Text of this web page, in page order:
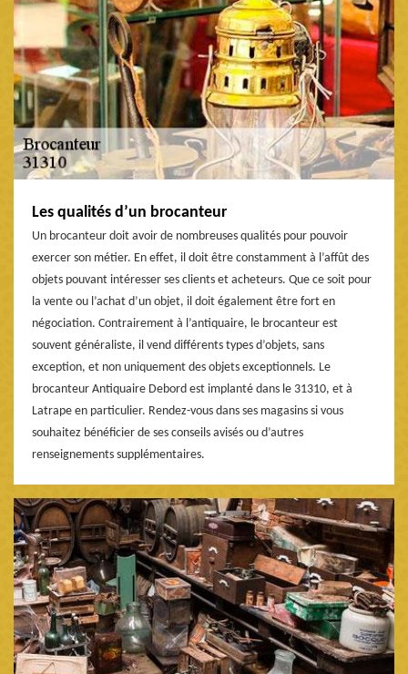
Les qualités d’un brocanteur
Un brocanteur doit avoir de nombreuses qualités pour pouvoir
exercer son métier. En effet, il doit être constamment à l’affût des
objets pouvant intéresser ses clients et acheteurs. Que ce soit pour
la vente ou l’achat d’un objet, il doit également être fort en
négociation. Contrairement à l’antiquaire, le brocanteur est
souvent généraliste, il vend différents types d’objets, sans
exception, et non uniquement des objets exceptionnels. Le
brocanteur Antiquaire Debord est implanté dans le 31310, et à
Latrape en particulier. Rendez-vous dans ses magasins si vous
souhaitez bénéficier de ses conseils avisés ou d’autres
renseignements supplémentaires.